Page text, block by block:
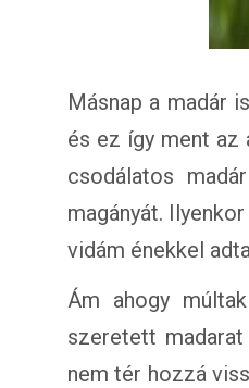
Másnap a madár
és ez így ment az
csodálatos
magányát.
vidám énekkel
Ám ahogy
szeretett
nem tér hozzá